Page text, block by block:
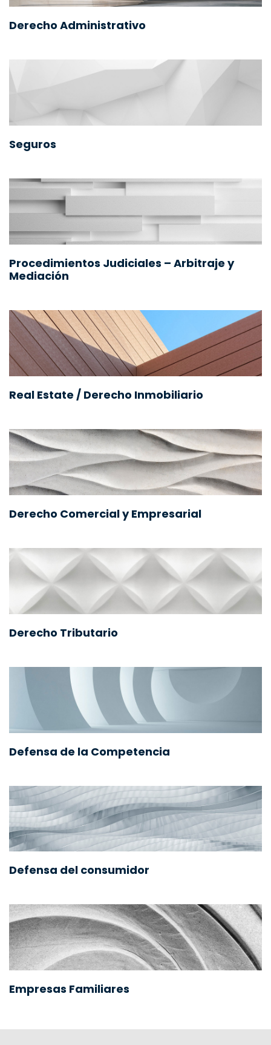
Derecho Administrativo
Seguros
Procedimientos Judiciales – Arbitraje y
Mediación
Real Estate / Derecho Inmobiliario
Derecho Comercial y Empresarial
Derecho Tributario
Defensa de la Competencia
Defensa del consumidor
Empresas Familiares